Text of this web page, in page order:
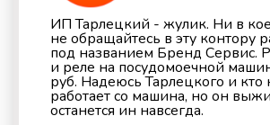
ИП Тарлецкий - жулик. Ни в
не обращайтесь в эту контору
под названием Бренд Сервис.
и реле на посудомоечной
руб. Надеюсь Тарлецкого и кто
работает со машина, но он
останется ин навсегда.